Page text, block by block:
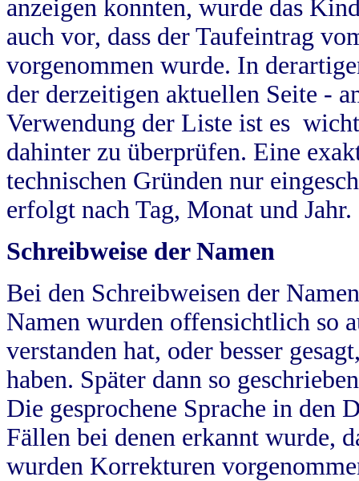
anzeigen konnten, wurde das
auch vor, dass der Taufeintrag
vorgenommen wurde. In
der derzeitigen aktuellen Seite -
Verwendung der Liste ist es
dahinter zu überprüfen. Eine
technischen Gründen nur
erfolgt nach Tag, Monat und Jahr.
Schreibweise der Namen
Bei den Schreibweisen der
Namen wurden offensichtlich so
verstanden hat, oder besser
haben. Später dann so
Die gesprochene Sprache in
Fällen bei denen erkannt wurde,
wurden Korrekturen